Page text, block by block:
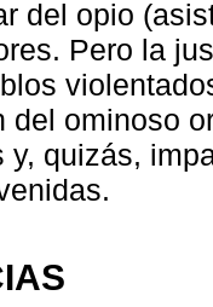
del opio
Pero la
del ominoso
y, quizás,